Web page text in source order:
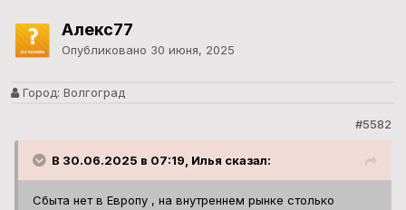
Алекс77
Опубликовано 30 июня, 2025
Город: Волгоград
#5582
В 30.06.2025 в 07:19, Илья сказал:
Сбыта нет в Европу , на внутреннем рынке столько